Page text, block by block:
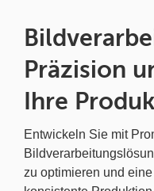
Präzision
Ihre
Entwickeln Sie mit
zu optimieren und